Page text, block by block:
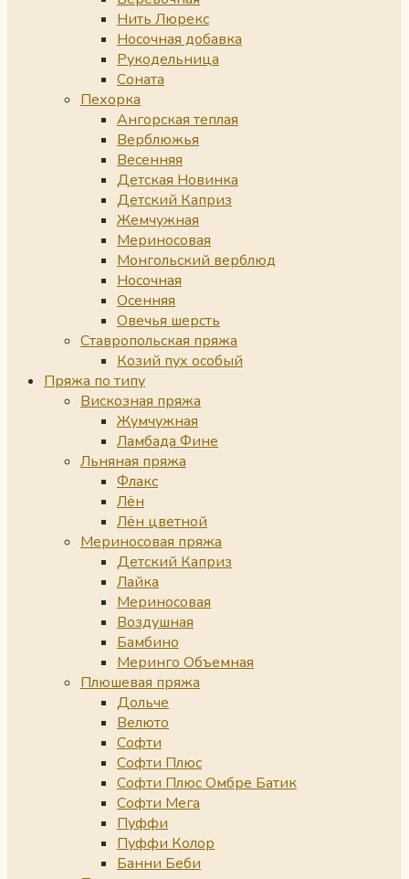
Нить Люрекс
Носочная добавка
Рукодельница
Соната
Пехорка
Ангорская теплая
Верблюжья
Весенняя
Детская Новинка
Детский Каприз
Жемчужная
Мериносовая
Монгольский верблюд
Носочная
Осенняя
Овечья шерсть
Ставропольская пряжа
Козий пух особый
Пряжа по типу
Вискозная пряжа
Жумчужная
Ламбада Фине
Льняная пряжа
Флакс
Лён
Лён цветной
Мериносовая пряжа
Детский Каприз
Лайка
Мериносовая
Воздушная
Бамбино
Меринго Объемная
Плюшевая пряжа
Дольче
Велюто
Софти
Софти Плюс
Софти Плюс Омбре Батик
Софти Мега
Пуффи
Пуффи Колор
Банни Беби